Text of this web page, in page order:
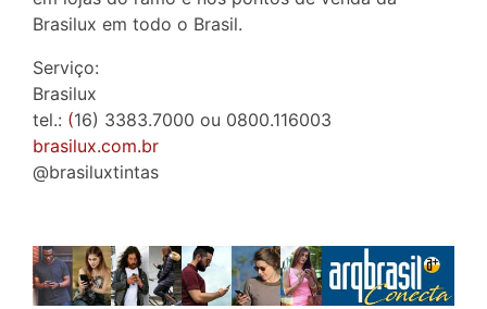
Brasilux em todo o Brasil.
Serviço:
Brasilux
tel.: (16) 3383.7000 ou 0800.116003
brasilux.com.br
@brasiluxtintas